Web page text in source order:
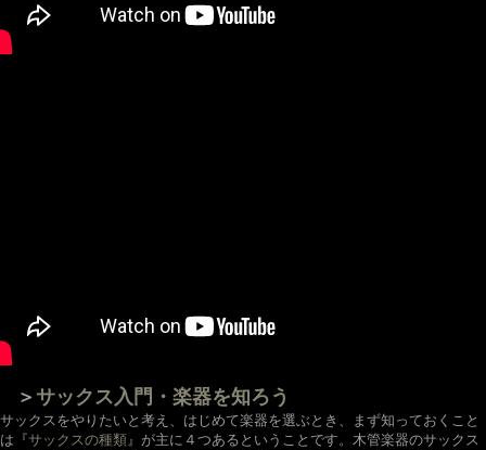
＞ サックス入門・楽器を知ろう
サックスをやりたいと考え、はじめて楽器を選ぶとき、まず知っておくこと
は『サックスの種類』が主に４つあるということです。木管楽器のサックス